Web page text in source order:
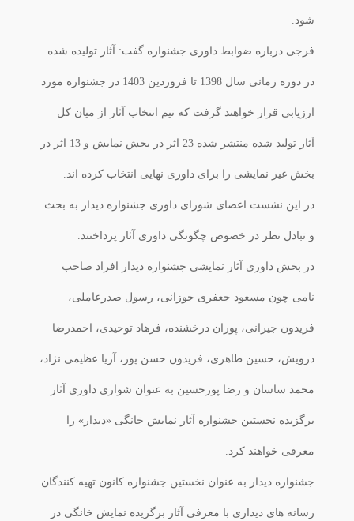
شود.
فرجی درباره ضوابط داوری جشنواره گفت: آثار تولیده شده
در دوره زمانی سال 1398 تا فروردین 1403 در جشنواره مورد
ارزیابی قرار خواهند گرفت که تیم انتخاب آثار از میان کل
آثار تولید شده منتشر شده 23 اثر در بخش نمایش و 13 اثر در
بخش غیر نمایشی را برای داوری نهایی انتخاب کرده اند.
در این نشست اعضای شورای داوری جشنواره دیدار به بحث
و تبادل نظر در خصوص چگونگی داوری آثار پرداختند.
در بخش داوری آثار نمایشی جشنواره دیدار افراد صاحب
نامی چون مسعود جعفری جوزانی، رسول صدرعاملی،
فریدون جیرانی، پوران درخشنده، فرهاد توحیدی، احمدرضا
درویش، حسین طاهری، فریدون حسن پور، آریا عظیمی نژاد،
محمد ساسان و رضا پورحسین به عنوان شواری داوری آثار
برگزیده نخستین جشنواره آثار نمایش خانگی «دیدار» را
معرفی خواهند کرد.
جشنواره دیدار به عنوان نخستین جشنواره کانون تهیه کنندگان
رسانه های دیداری با معرفی آثار برگزیده نمایش خانگی در